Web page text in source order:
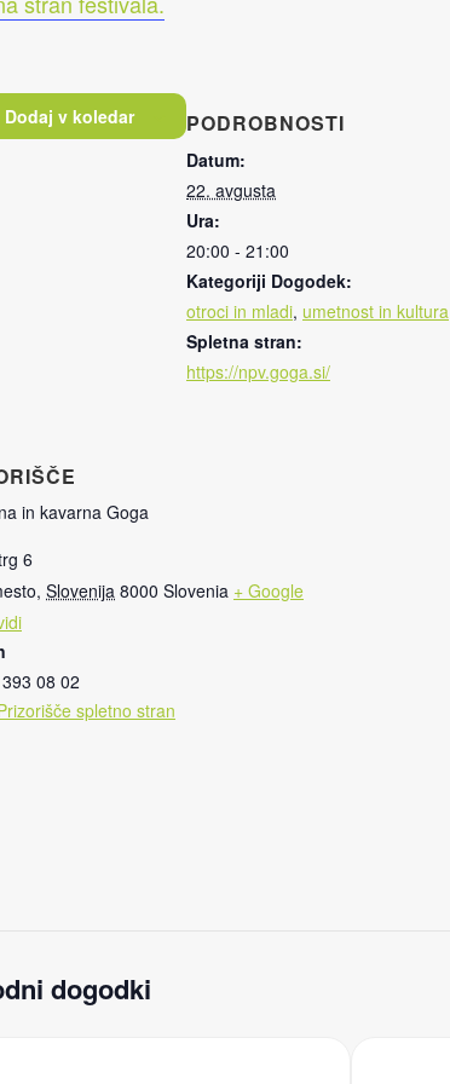
Dodaj v koledar PODROBNOSTI
Datum:
22. avgusta
Ura:
20:00 - 21:00
Kategoriji Dogodek:
otroci in mladi, umetnost in kultura
Spletna stran:
https://npv.goga.si/
in kavarna Goga
6
, Slovenija 8000 Slovenia + Google
08 02
spletno stran
dogodki